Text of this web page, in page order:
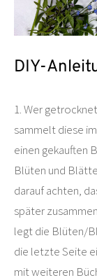
DIY-
1. Wer
sammelt diese
einen gekauften
Blüten und
darauf achten,
später
legt die Blüten/
die letzte Seite
mit weiteren